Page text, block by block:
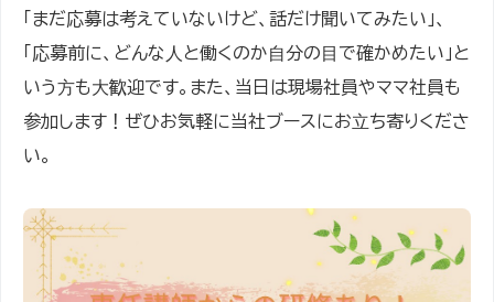
「まだ応募は考えていないけど、話だけ聞いてみたい」、
「応募前に、どんな⼈と働くのか⾃分の⽬で確かめたい」と
いう⽅も⼤歓迎です。また、当日は現場社員やママ社員も
参加します！ぜひお気軽に当社ブースにお⽴ち寄りくださ
い。